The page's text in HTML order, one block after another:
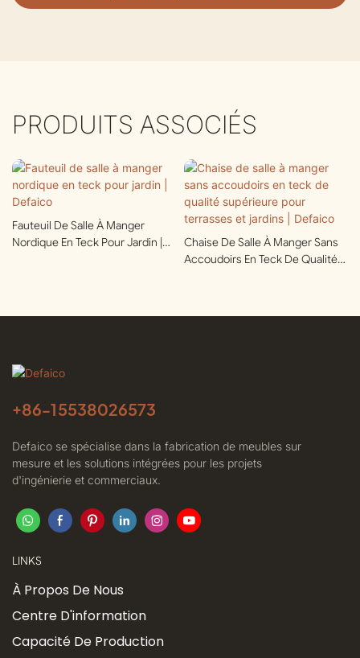
PRODUITS ASSOCIÉS
Fauteuil De Salle À Manger
Nordique En Teck Pour Jardin |
Chaise De Salle À Manger Sans
Accoudoirs En Teck De Qualité
+86-15538026573
Defaico se spécialise dans la fabrication de meubles sur
mesure et les solutions intégrées pour les projets
d'ingénierie et commerciaux.
LINKS
À Propos De Nous
Centre D'information
Capacité De Production